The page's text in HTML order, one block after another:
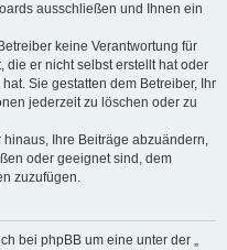
ausschließen und Ihnen ein
keine Verantwortung für
die er nicht selbst erstellt hat oder
Sie gestatten dem Betreiber, Ihr
jederzeit zu löschen oder zu
Ihre Beiträge abzuändern,
oder geeignet sind, dem
zuzufügen.
bei phpBB um eine unter der „